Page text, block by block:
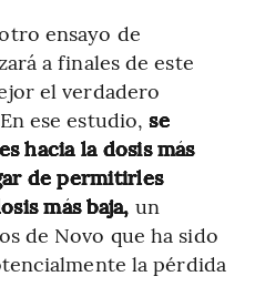
ensayo de
a finales de este
el verdadero
ese estudio, se
hacia la dosis más
de permitirles
más baja, un
de Novo que ha sido
la pérdida